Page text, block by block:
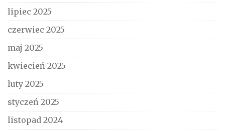
lipiec 2025
czerwiec 2025
maj 2025
kwiecień 2025
luty 2025
styczeń 2025
listopad 2024